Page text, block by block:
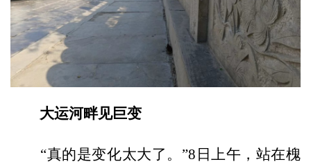
大运河畔见巨变
“真的是变化太大了。”8日上午，站在槐